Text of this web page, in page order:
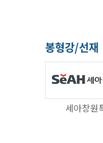
봉형강/선재
세아창원